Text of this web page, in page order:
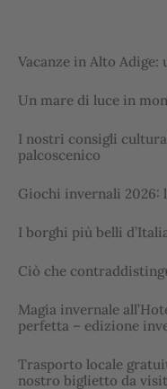
Vacanze in Alto Adige:
Un mare di luce in
I nostri consigli
palcoscenico
Giochi invernali 2026:
I borghi più belli
Ciò che
Magia invernale
perfetta – edizione
Trasporto locale
nostro biglietto da